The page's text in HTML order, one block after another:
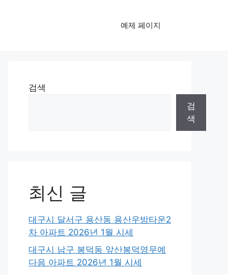
예제 페이지
검색
검
색
최신 글
대구시 달서구 용산동 용산우방타운2
차 아파트 2026년 1월 시세
대구시 남구 봉덕동 앞산봉덕영무예
다음 아파트 2026년 1월 시세